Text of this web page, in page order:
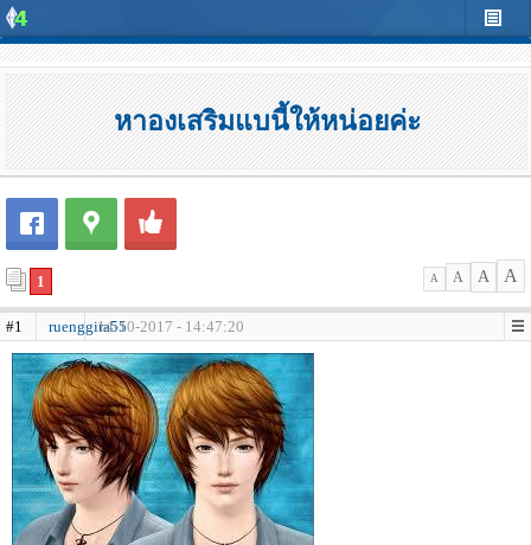
หาองเสริมแบนี้ให้หน่อยค่ะ
1 A A A A
#1 ruenggira5514-10-2017 - 14:47:20